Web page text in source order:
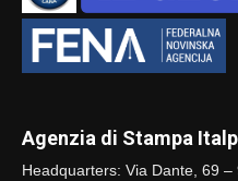
Agenzia di Stampa
Headquarters: Via Dante, 69